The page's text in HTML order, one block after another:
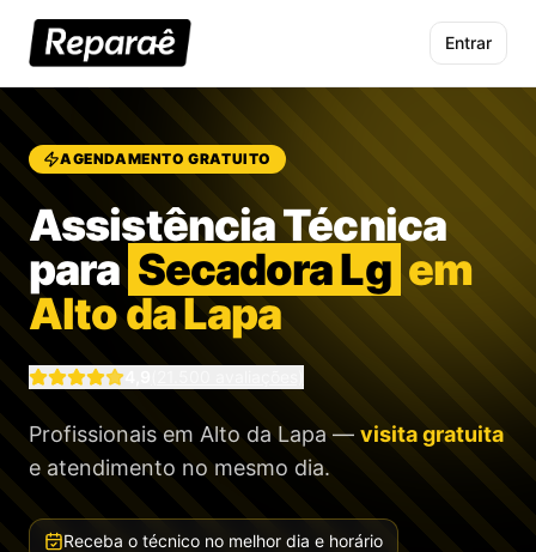
Entrar
AGENDAMENTO GRATUITO
Assistência Técnica
para Secadora Lg em
Alto da Lapa
Profissionais em Alto da Lapa — visita gratuita
e atendimento no mesmo dia.
Receba o técnico no melhor dia e horário